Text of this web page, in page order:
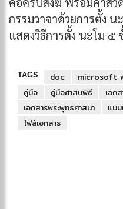
กรรมวาจาด้วยการตั้ง น
แสดงวิธีการตั้ง นะโม ๕
TAGS doc
microsoft
คู่มือ
คู่มือศาสนพิธี
เอก
เอกสารพระพุทธศาสนา
แบบ
ไฟล์เอกสาร